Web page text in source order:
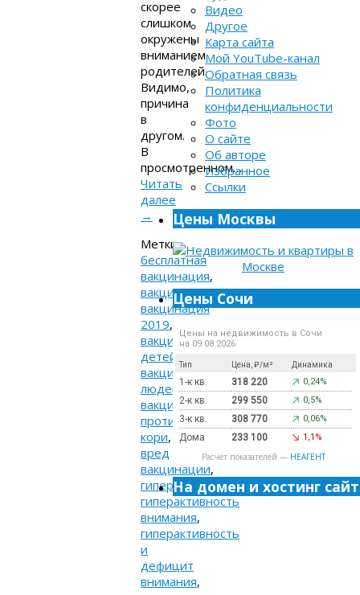
скорее
слишком
окружены
вниманием
родителей.
Видимо,
причина
в
другом.
В
просмотренном…
Читать
далее
→
Метки:
бесплатная
вакцинация,
вакцинация,
вакцинация
2019,
вакцинация
детей
вакцинация
людей ,
вакцинация
против
кори,
вред
вакцинации,
гиперактивность,
гиперактивность
внимания,
гиперактивность
и
дефицит
внимания,
Видео
Другое
Карта сайта
Мой YouTube-канал
Обратная связь
Политика
конфиденциальности
Фото
О сайте
Об авторе
Избранное
Ссылки
Цены Москвы
Цены Сочи
Цены на недвижимость в Сочи
на 09.08.2026
Тип Цена, ₽/м² Динамика
1-к кв. 318 220 0,24%
2-к кв. 299 550 0,5%
3-к кв. 308 770 0,06%
Дома 233 100 1,1%
Расчет показателей — НЕАГЕНТ
На домен и хостинг